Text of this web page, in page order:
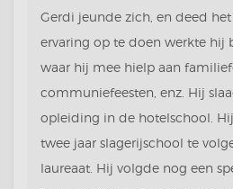
Gerdi jeunde zich, en deed
ervaring op te doen werkte hij
waar hij mee hielp aan
communiefeesten, enz. Hij
opleiding in de hotelschool.
twee jaar slagerijschool te
laureaat. Hij volgde nog een